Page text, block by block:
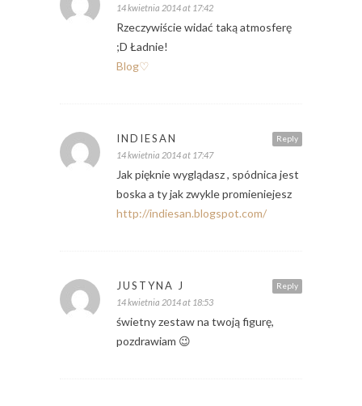
14 kwietnia 2014 at 17:42
Rzeczywiście widać taką atmosferę
;D Ładnie!
Blog♡
Reply
INDIESAN
14 kwietnia 2014 at 17:47
Jak pięknie wyglądasz , spódnica jest
boska a ty jak zwykle promieniejesz
http://indiesan.blogspot.com/
Reply
JUSTYNA J
14 kwietnia 2014 at 18:53
świetny zestaw na twoją figurę,
pozdrawiam 😉